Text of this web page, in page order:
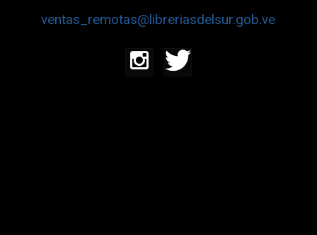
ventas_remotas@libreriasdelsur.gob.ve